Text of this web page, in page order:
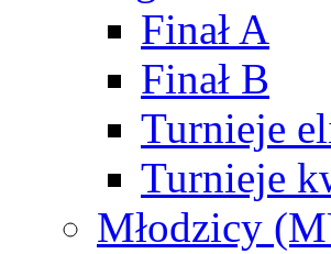
Finał A
Finał B
Turnieje
Turnieje
Młodzicy